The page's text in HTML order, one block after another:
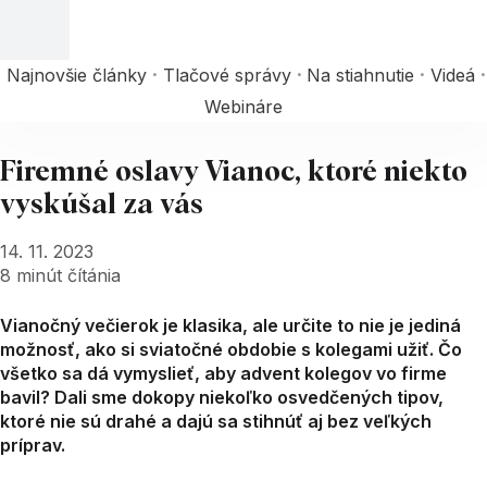
Najnovšie články Tlačové správy Na stiahnutie
Videá
Webináre
Firemné oslavy Vianoc, ktoré niekto
vyskúšal za vás
14. 11. 2023
8 minút čítánia
Vianočný večierok je klasika, ale určite to nie je jediná
možnosť, ako si sviatočné obdobie s kolegami užiť. Čo
všetko sa dá vymyslieť, aby advent kolegov vo firme
bavil? Dali sme dokopy niekoľko osvedčených tipov,
ktoré nie sú drahé a dajú sa stihnúť aj bez veľkých
príprav.